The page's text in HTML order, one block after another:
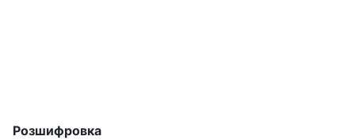
Розшифровка